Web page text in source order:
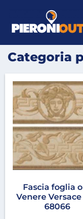
Categoria
Fascia foglia
Venere
68066